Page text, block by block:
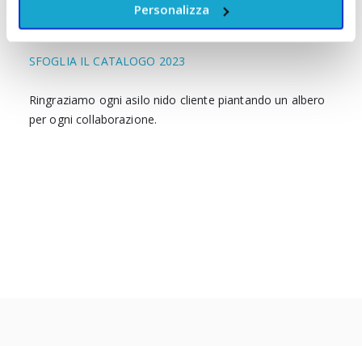
Personalizza
SFOGLIA IL CATALOGO 2023
Ringraziamo ogni asilo nido cliente piantando un albero
per ogni collaborazione.